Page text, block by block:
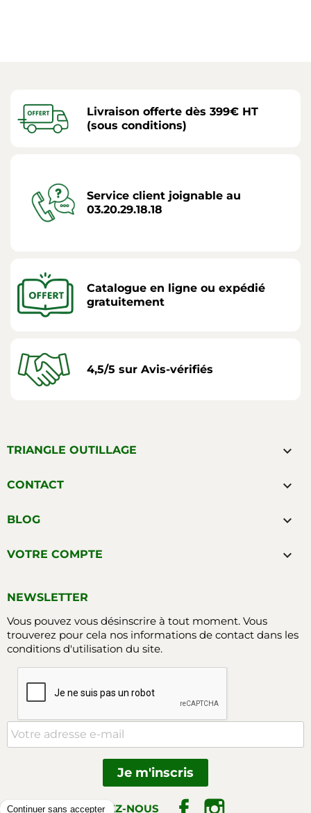
Livraison offerte dès 399€ HT
(sous conditions)
Service client joignable au
03.20.29.18.18
Catalogue en ligne ou expédié
gratuitement
4,5/5 sur Avis-vérifiés
TRIANGLE OUTILLAGE 
CONTACT 
BLOG 
VOTRE COMPTE 
NEWSLETTER
Vous pouvez vous désinscrire à tout moment. Vous
trouverez pour cela nos informations de contact dans les
conditions d'utilisation du site.
SUIVEZ-NOUS Facebook